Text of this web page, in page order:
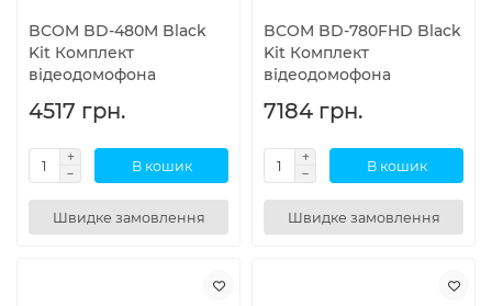
BCOM BD-480M Black
Kit Комплект
відеодомофона
4517 грн.
В кошик
Швидке замовлення
BCOM BD-780FHD Black
Kit Комплект
відеодомофона
7184 грн.
В кошик
Швидке замовлення